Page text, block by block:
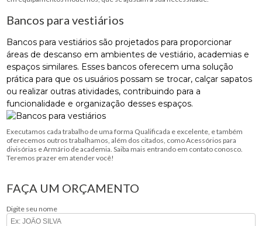
Bancos para vestiários
Bancos para vestiários são projetados para proporcionar
áreas de descanso em ambientes de vestiário, academias e
espaços similares. Esses bancos oferecem uma solução
prática para que os usuários possam se trocar, calçar sapatos
ou realizar outras atividades, contribuindo para a
funcionalidade e organização desses espaços.
Executamos cada trabalho de uma forma Qualificada e excelente, e também
oferecemos outros trabalhamos, além dos citados, como Acessórios para
divisórias e Armário de academia. Saiba mais entrando em contato conosco.
Teremos prazer em atender você!
FAÇA UM ORÇAMENTO
Digite seu nome